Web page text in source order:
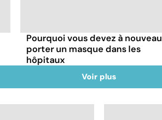
Pourquoi vous devez à nouveau
porter un masque dans les
hôpitaux
Voir plus